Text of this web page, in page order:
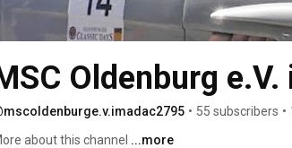
Oldenburg
• 55 subscribers •
about this channel ...more